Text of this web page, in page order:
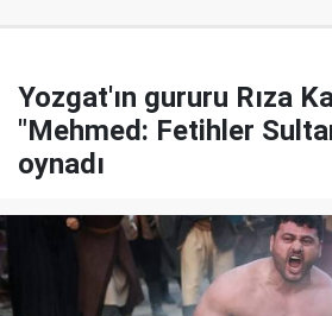
Yozgat'ın gururu Rıza
"Mehmed: Fetihler
oynadı